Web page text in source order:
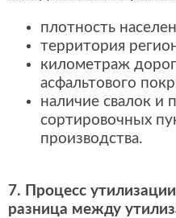
плотность
территория
километраж
асфальтового
наличие свалок и
сортировочных
производства.
7. Процесс
разница между